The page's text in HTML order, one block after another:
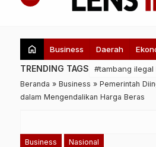
home Business Daerah
TRENDING TAGS #tambang ilegal
Beranda » Business » Pemerintah
dalam Mengendalikan Harga Beras
Business Nasional